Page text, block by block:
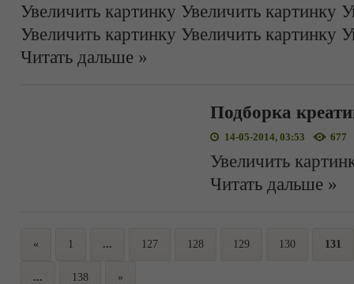
Увеличить картинку Увеличить картинку
Увеличить картинку Увеличить картинку
Читать дальше »
Подборка
14-05-2014, 03:53 677
Увеличить
Читать дальше »
« 1 ... 127 128 129 130 131
... 138 »